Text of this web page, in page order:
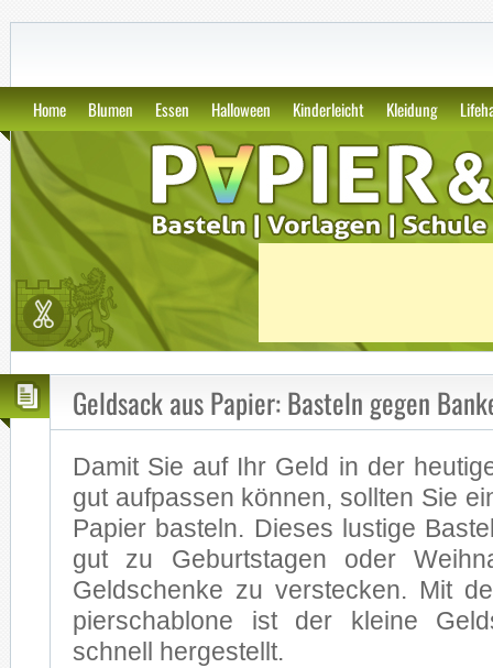
Home Blumen Essen Halloween Kinderleicht Kleidung
Geldsack aus Papier: Basteln gegen
Da­mit Sie auf Ihr Geld in der
gut auf­pas­sen kön­nen, soll­ten Sie
Pa­pier bas­teln. Die­ses lus­ti­ge
gut zu Ge­burts­ta­gen oder
Geld­schen­ke zu ver­ste­cken. Mit
pier­scha­blo­ne ist der klei­ne
schnell her­ge­stellt.